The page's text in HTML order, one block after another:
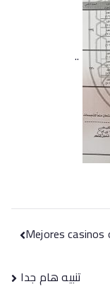
..
Mejores casinos
تنبيه هام جدا